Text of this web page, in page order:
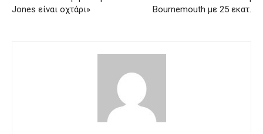
Jones είναι οχτάρι»
Bournemouth με 25 εκατ.